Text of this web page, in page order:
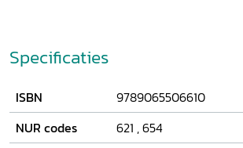
samengingen, al was hun onderlinge
interdisciplinair samenwerkingsverband
en literatuurhistorici - beoogt
kunst. De auteurs richten zich op de
periode 1500-1750 en brengen een
gevallen van woord-beeld relaties ter
Specificaties
ISBN
9789065506610
NUR codes
621 ,654